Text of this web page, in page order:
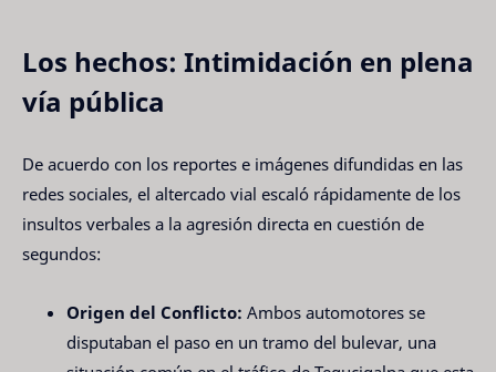
Los hechos: Intimidación en plena
vía pública
De acuerdo con los reportes e imágenes difundidas en las
redes sociales, el altercado vial escaló rápidamente de los
insultos verbales a la agresión directa en cuestión de
segundos:
Origen del Conflicto: Ambos automotores se
disputaban el paso en un tramo del bulevar, una